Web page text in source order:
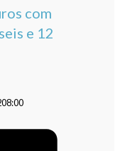
com
e 12
8:00